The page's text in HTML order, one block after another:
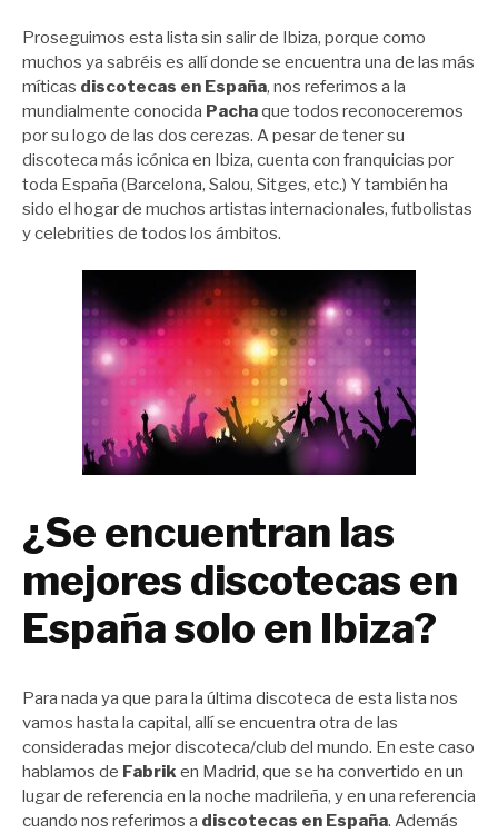
Proseguimos esta lista sin salir de Ibiza, porque como
muchos ya sabréis es allí donde se encuentra una de las más
míticas discotecas en España, nos referimos a la
mundialmente conocida Pachaque todos reconoceremos
por su logo de las dos cerezas. A pesar de tener su
discoteca más icónica en Ibiza, cuenta con franquicias por
toda España (Barcelona, Salou, Sitges, etc.) Y también ha
sido el hogar de muchos artistas internacionales, futbolistas
y celebrities de todos los ámbitos.
¿Se encuentran las
mejores discotecas en
España solo en Ibiza?
Para nada ya que para la última discoteca de esta lista nos
vamos hasta la capital, allí se encuentra otra de las
consideradas mejor discoteca/club del mundo. En este caso
hablamos de Fabriken Madrid, que se ha convertido en un
lugar de referencia en la noche madrileña, y en una referencia
cuando nos referimos a discotecas en España. Además